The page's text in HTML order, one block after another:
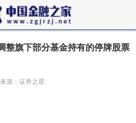
整旗下部分基金持有的停牌股票
源：证券之星